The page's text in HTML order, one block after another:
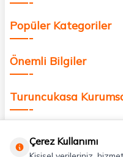
Popüler Kategoriler
Önemli Bilgiler
Turuncukasa
Çerez Kullanımı